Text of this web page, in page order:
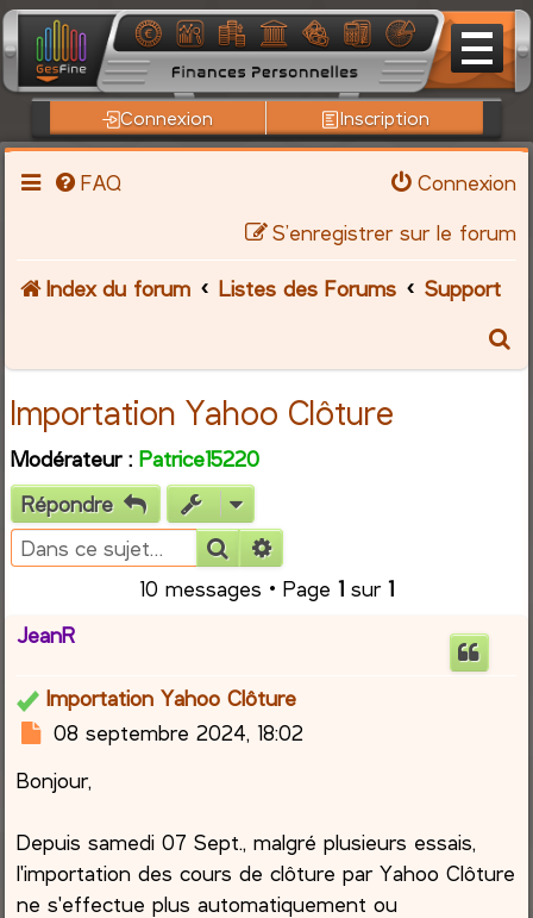
Connexion Inscription
FAQ
Connexion
S’enregistrer sur le forum
Index du forum Listes des Forums
Support
Importation Yahoo Clôture
Modérateur : Patrice15220
Répondre
Rechercher
10 messages • Page 1 sur 1
JeanR
Importation Yahoo Clôture
M
s
a
g
e
08 septembre 2024, 18:02
Bonjour,
Depuis samedi 07 Sept., malgré plusieurs essais,
l'importation des cours de clôture par Yahoo Clôture
ne s'effectue plus automatiquement ou